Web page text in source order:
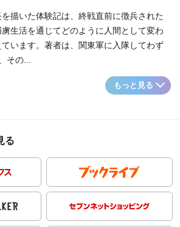
描いた体験記は、終戦直前に徴兵された
生活を通じてどのように人間として変わ
います。著者は、関東軍に入隊してわず
その...
もっと見る
る